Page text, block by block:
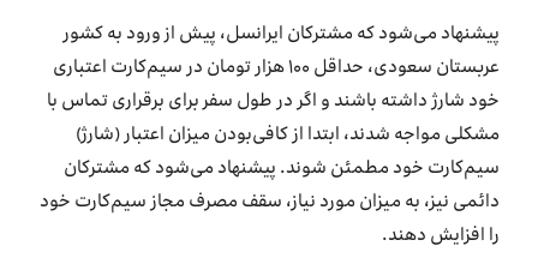
پیشنهاد می‌شود که مشترکان ایرانسل، پیش از ورود به کشور
عربستان سعودی، حداقل ۱۰۰ هزار تومان در سیم‌کارت اعتباری
خود شارژ داشته باشند و اگر در طول سفر برای برقراری تماس با
مشکلی مواجه شدند، ابتدا از کافی‌بودن میزان اعتبار (شارژ)
سیم‌کارت خود مطمئن شوند. پیشنهاد می‌شود که مشترکان
دائمی نیز، به میزان مورد نیاز، سقف مصرف مجاز سیم‌کارت خود
را افزایش دهند.